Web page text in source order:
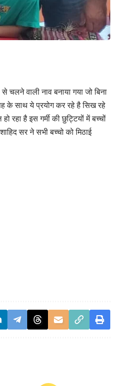
चलने वाली नाव बनाया गया जो बिना
के साथ ये प्रयोग कर रहे है सिख रहे
रहा है इस गर्मी की छुट्टियों में बच्चों
सर ने सभी बच्चो को मिठाई